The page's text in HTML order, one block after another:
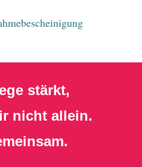
stärkt,
nicht allein.